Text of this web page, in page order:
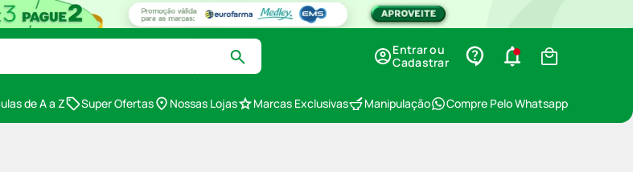
Entrar ou
Cadastrar
de A a Z Super Ofertas Nossas Lojas Marcas Exclusivas Manipulação Compre Pelo Whatsapp